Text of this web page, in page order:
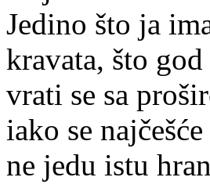
Jedino što ja
kravata, što
vrati se sa
iako se
ne jedu istu